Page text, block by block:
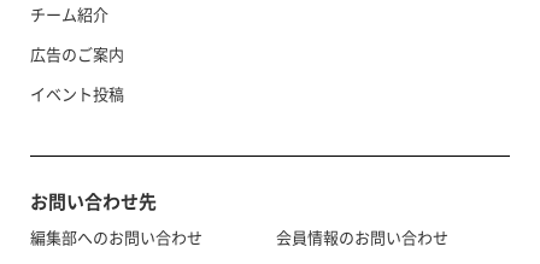
チーム紹介
広告のご案内
イベント投稿
お問い合わせ先
編集部へのお問い合わせ
会員情報のお問い合わせ